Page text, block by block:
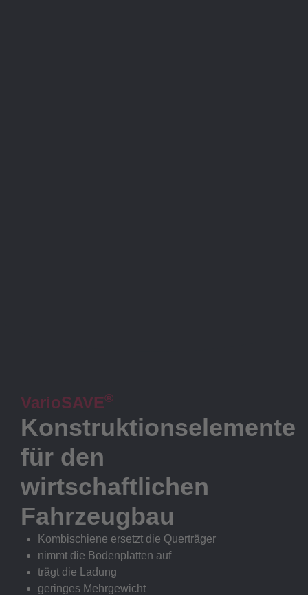
VarioSAVE®
Konstruktionselemente
für den
wirtschaftlichen
Fahrzeugbau
Kombischiene ersetzt die Querträger
nimmt die Bodenplatten auf
trägt die Ladung
geringes Mehrgewicht